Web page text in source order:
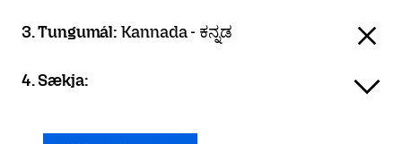
3. Tungumál: Kannada - ಕನ್ನಡ
4. Sækja: